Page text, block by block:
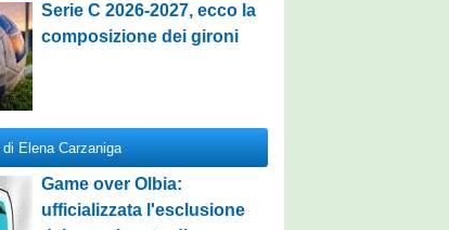
Serie C 2026-2027, ecco la
composizione dei gironi
di Elena Carzaniga
Game over Olbia:
ufficializzata l'esclusione